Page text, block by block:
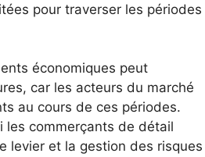
pour traverser les périodes
économiques peut
car les acteurs du marché
au cours de ces périodes.
les commerçants de détail
levier et la gestion des risques